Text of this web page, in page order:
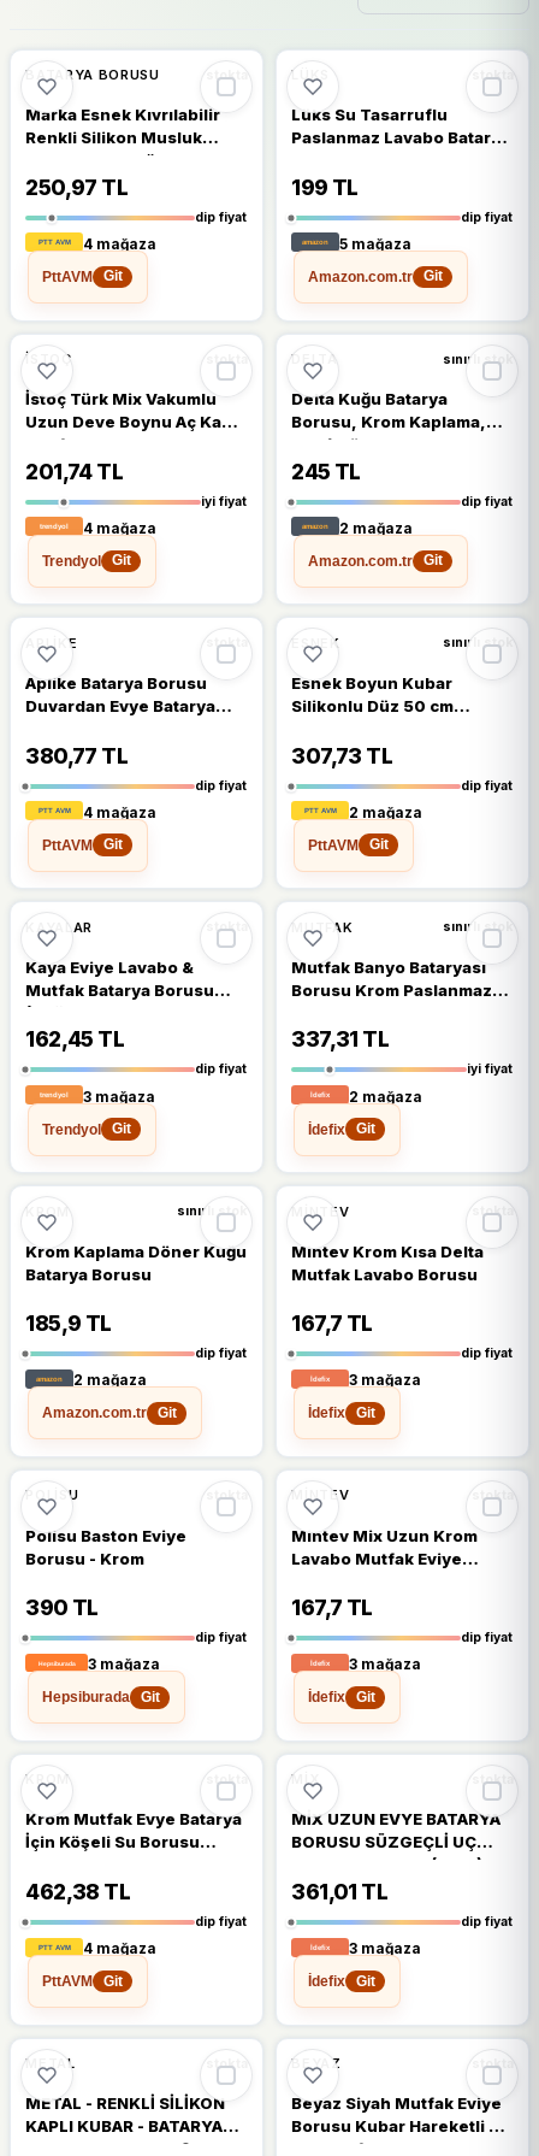
%64 🔥 %64 DÜŞTÜ
BATARYA BORUSU stokta
Marka Esnek Kıvrılabilir
Renkli Silikon Musluk
Bataryası Başlığı Kubar
250,97 TL
dip fiyat
4 mağaza
PttAVM
Git
%59 %59 DÜŞTÜ
LÜKS stokta
Lüks Su Tasarruflu
Paslanmaz Lavabo Batarya
199 TL
dip fiyat
5 mağaza
Amazon.com.tr
Git
%44 DÜŞTÜ
ISTOÇ stokta
İstoç Türk Mix Vakumlu
Uzun Deve Boynu Aç Kapa
Mutfak Bataryası Ucu
Paslanmaz Çelik Batarya
Ucu Borusu
201,74 TL
iyi fiyat
4 mağaza
Trendyol
Git
%56 DÜŞTÜ
DELTA sınırlı stok
Delta Kuğu Batarya
Borusu, Krom Kaplama,
360° Döner, Kısa Model
20.4 cm ve Uzun Model
(UZUN)
245 TL
dip fiyat
2 mağaza
Amazon.com.tr
Git
%47 %47 DÜŞTÜ
APLIKE stokta
Aplike Batarya Borusu
Duvardan Evye Batarya
380,77 TL
dip fiyat
4 mağaza
PttAVM
Git
%41 %41 DÜŞTÜ
ESNEK sınırlı stok
Esnek Boyun Kubar
Silikonlu Düz 50 cm
307,73 TL
dip fiyat
2 mağaza
PttAVM
Git
%37 %37 DÜŞTÜ
KAYALAR stokta
Kaya Eviye Lavabo &
Mutfak Batarya Borusu
(Kuğu Boyun Uzun)
162,45 TL
dip fiyat
3 mağaza
Trendyol
Git
%27 %27 DÜŞTÜ
MUTFAK sınırlı stok
Mutfak Banyo Bataryası
Borusu Krom Paslanmaz
Cm
337,31 TL
iyi fiyat
2 mağaza
İdefix
Git
%28 %28 DÜŞTÜ
KROM sınırlı stok
Krom Kaplama Döner Kuğu
Batarya Borusu
185,9 TL
dip fiyat
2 mağaza
Amazon.com.tr
Git
%35 %35 DÜŞTÜ
MINTEV stokta
Mintev Krom Kısa Delta
Mutfak Lavabo Borusu
167,7 TL
dip fiyat
3 mağaza
İdefix
Git
%27 %27 DÜŞTÜ
POLISU stokta
Polisu Baston Eviye
Borusu - Krom
390 TL
dip fiyat
3 mağaza
Hepsiburada
Git
%36 %36 DÜŞTÜ
MINTEV stokta
Mintev Mix Uzun Krom
Lavabo Mutfak Eviye
167,7 TL
dip fiyat
3 mağaza
İdefix
Git
%18
KROM stokta
Krom Mutfak Evye Batarya
İçin Köşeli Su Borusu
20X20
462,38 TL
dip fiyat
4 mağaza
PttAVM
Git
%15
MIX stokta
MİX UZUN EVYE BATARYA
BORUSU SÜZGEÇLİ UÇ
KROM KAPLAMA (2818)
361,01 TL
dip fiyat
3 mağaza
İdefix
Git
%11
METAL stokta
METAL - RENKLİ SİLİKON
KAPLI KUBAR - BATARYA
BORUSU TOPAÇ BAŞLIK=
%18
BEYAZ stokta
Beyaz Siyah Mutfak Eviye
Borusu Kubar Hareketli Su
Tasarruf Aparatı Beyaz